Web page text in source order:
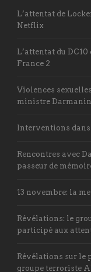
L’attentat de
Netflix
L’attentat du
France 2
Violences
ministre Darmanin
Interventions
Rencontres avec
passeur de
13 novembre: la
Révélations: le
participé aux
Révélations sur le
groupe terroriste